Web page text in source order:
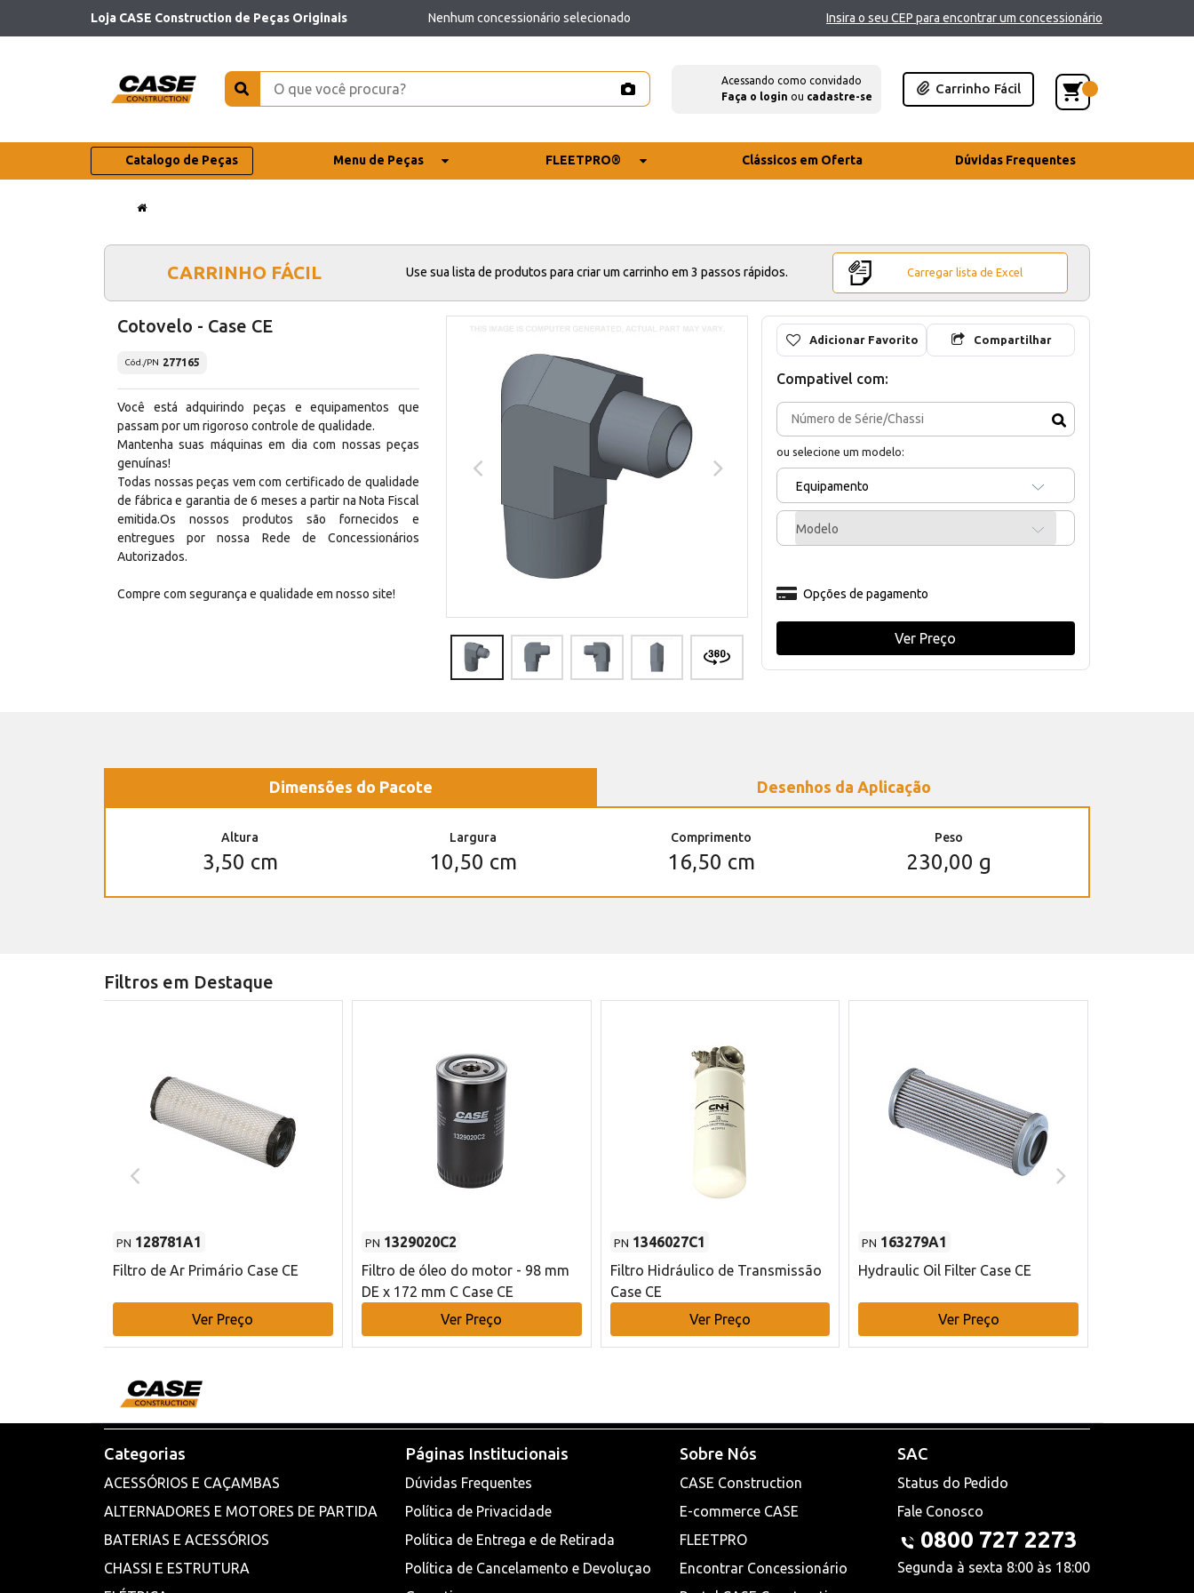
Loja CASE Construction de Peças Originais Nenhum concessionário selecionado Insira o seu CEP para encontrar um concessionário
Acessando como convidado
Faça o login ou cadastre-se
Carrinho Fácil
Catalogo de Peças Menu de Peças FLEETPRO® Clássicos em Oferta Dúvidas Frequentes
CARRINHO FÁCIL Use sua lista de produtos para criar um carrinho em 3 passos rápidos. Carregar lista de Excel
Cotovelo - Case CE
Cód./PN 277165
Você está adquirindo peças e equipamentos que
passam por um rigoroso controle de qualidade.
Mantenha suas máquinas em dia com nossas peças
genuínas!
Todas nossas peças vem com certificado de qualidade
de fábrica e garantia de 6 meses a partir na Nota Fiscal
emitida.Os nossos produtos são fornecidos e
entregues por nossa Rede de Concessionários
Autorizados.
Compre com segurança e qualidade em nosso site!
Adicionar Favorito Compartilhar
Compativel com:
ou selecione um modelo:
Equipamento
Modelo
Opções de pagamento
Ver Preço
Dimensões do Pacote Desenhos da Aplicação
Altura
3,50 cm
Largura
10,50 cm
Comprimento
16,50 cm
Peso
230,00 g
Filtros em Destaque
PN 128781A1
Filtro de Ar Primário Case CE
Ver Preço
PN 1329020C2
Filtro de óleo do motor - 98 mm
DE x 172 mm C Case CE
Ver Preço
PN 1346027C1
Filtro Hidráulico de Transmissão
Case CE
Ver Preço
PN 163279A1
Hydraulic Oil Filter Case CE
Ver Preço
Categorias
ACESSÓRIOS E CAÇAMBAS
ALTERNADORES E MOTORES DE PARTIDA
BATERIAS E ACESSÓRIOS
CHASSI E ESTRUTURA
Páginas Institucionais
Dúvidas Frequentes
Política de Privacidade
Política de Entrega e de Retirada
Política de Cancelamento e Devoluçao
Sobre Nós
CASE Construction
E-commerce CASE
FLEETPRO
Encontrar Concessionário
SAC
Status do Pedido
Fale Conosco
0800 727 2273
Segunda à sexta 8:00 às 18:00